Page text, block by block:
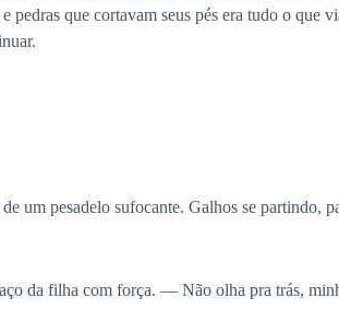
pedras que cortavam seus pés era tudo o que
um pesadelo sufocante. Galhos se partindo,
da filha com força. — Não olha pra trás,